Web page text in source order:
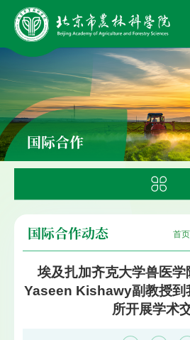
国际合作
首页
国际合作动态
埃及扎加齐克大学兽医
Yaseen Kishawy副教授到
所开展学术